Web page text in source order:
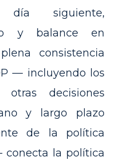
día siguiente,
y balance en
consistencia
— incluyendo los
decisiones
y largo plazo
de la política
conecta la política